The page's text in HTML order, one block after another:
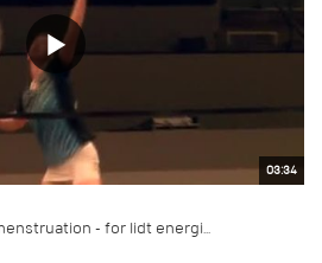
03:34
- for lidt energi...